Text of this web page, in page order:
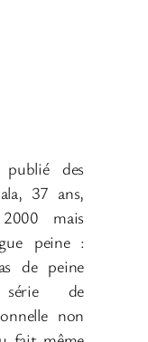
des
37 ans,
mais
peine :
de peine
série de
non